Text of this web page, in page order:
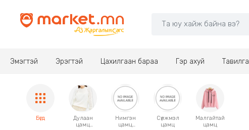
Эмэгтэй Эрэгтэй Цахилгаан бараа Гэр ахуй Тавилга
Бүгд
Дулаан
цамц
Нимгэн
цамц
Сүлжмэл
цамц
Малгайтай
цамц